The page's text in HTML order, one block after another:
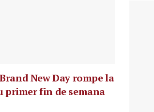
New Day rompe la
primer fin de semana